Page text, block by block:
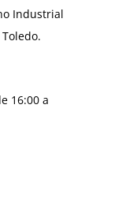
Industrial
16:00 a